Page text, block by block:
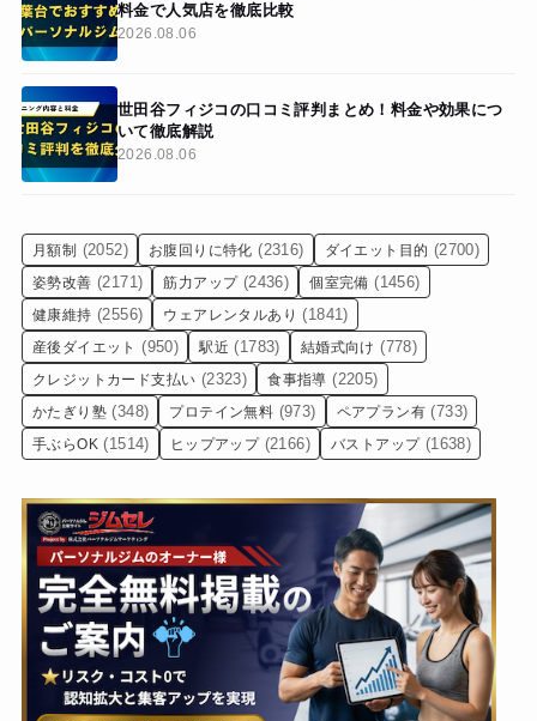
料金で人気店を徹底比較
2026.08.06
世田谷フィジコの口コミ評判まとめ！料金や効果につ
いて徹底解説
2026.08.06
月額制 (2052) お腹回りに特化 (2316) ダイエット目的 (2700)
姿勢改善 (2171) 筋力アップ (2436) 個室完備 (1456)
健康維持 (2556) ウェアレンタルあり (1841)
産後ダイエット (950) 駅近 (1783) 結婚式向け (778)
クレジットカード支払い (2323) 食事指導 (2205)
かたぎり塾 (348) プロテイン無料 (973) ペアプラン有 (733)
手ぶらOK (1514) ヒップアップ (2166) バストアップ (1638)